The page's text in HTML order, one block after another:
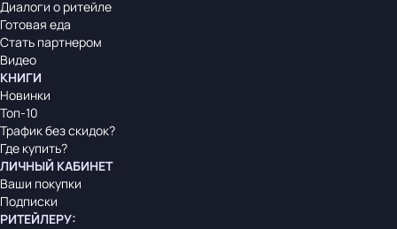
Диалоги о ритейле
Готовая еда
Стать партнером
Видео
КНИГИ
Новинки
Топ-10
Трафик без скидок?
Где купить?
ЛИЧНЫЙ КАБИНЕТ
Ваши покупки
Подписки
РИТЕЙЛЕРУ: